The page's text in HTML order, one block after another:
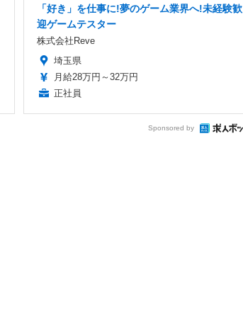
「好き」を仕事に!夢のゲーム業界へ!未経験歓
迎ゲームテスター
株式会社Reve
埼玉県
月給28万円～32万円
正社員
Sponsored by